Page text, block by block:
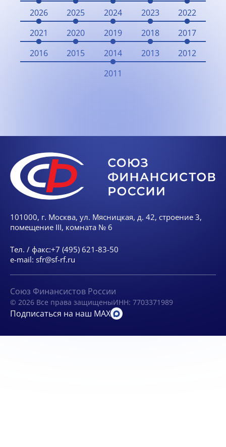
2026 2025 2024 2023
2022
2021
2020 2019 2018
2017
2016
2015 2014 2013
2012
2011
101000, г. Москва, ул. Мясницкая, д. 42, строение 3,
помещение III, комната № 6
Тел. / факс:+7 (495) 621-83-50
e-mail: sfr@sf-rf.ru
Союз Финансистов России
© 2026 Все права защищеныИНН: 7703371989
Подписаться на наш MAX